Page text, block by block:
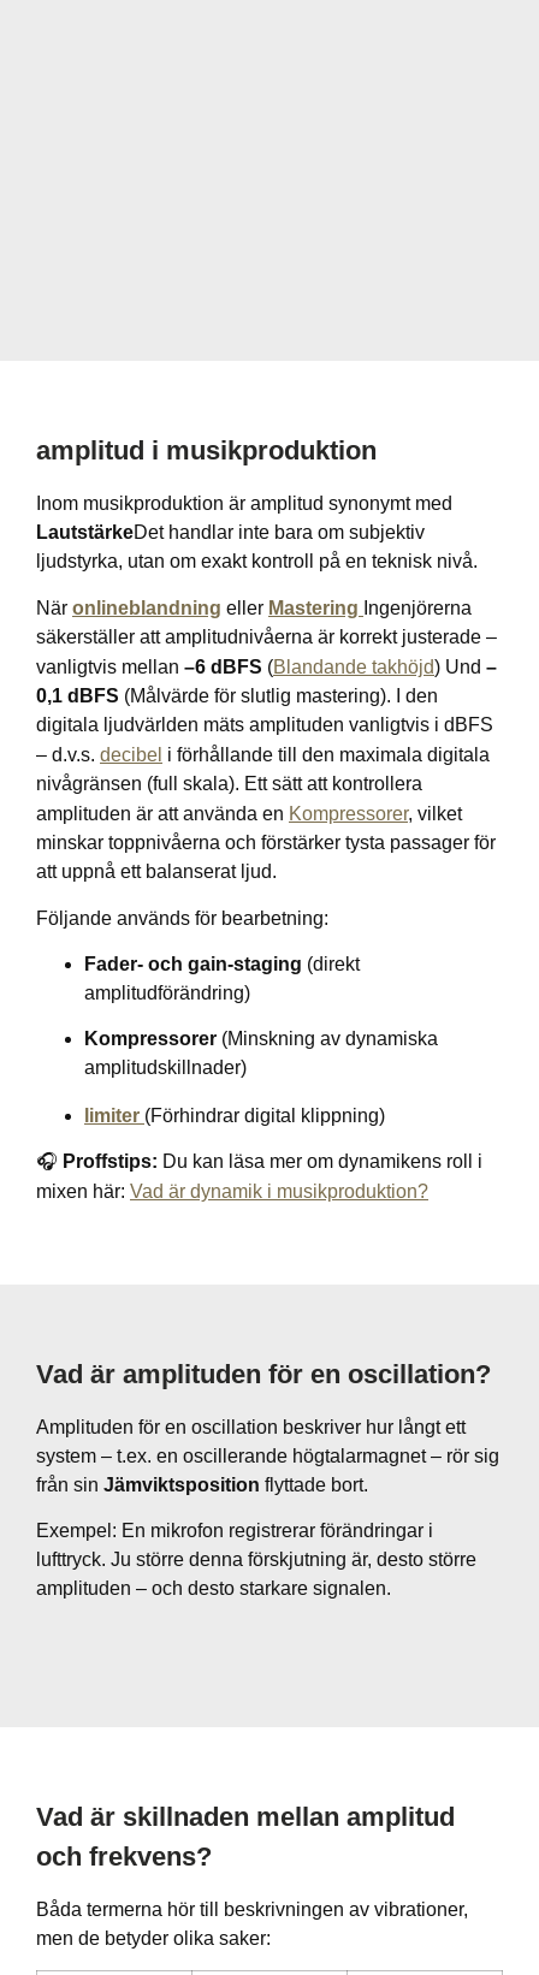
amplitud i musikproduktion
Inom musikproduktion är amplitud synonymt med
LautstärkeDet handlar inte bara om subjektiv
ljudstyrka, utan om exakt kontroll på en teknisk nivå.
När onlineblandning eller Mastering Ingenjörerna
säkerställer att amplitudnivåerna är korrekt justerade –
vanligtvis mellan –6 dBFS (Blandande takhöjd) Und –
0,1 dBFS (Målvärde för slutlig mastering). I den
digitala ljudvärlden mäts amplituden vanligtvis i dBFS
– d.v.s. decibel i förhållande till den maximala digitala
nivågränsen (full skala). Ett sätt att kontrollera
amplituden är att använda en Kompressorer, vilket
minskar toppnivåerna och förstärker tysta passager för
att uppnå ett balanserat ljud.
Följande används för bearbetning:
Fader- och gain-staging (direkt
amplitudförändring)
Kompressorer (Minskning av dynamiska
amplitudskillnader)
limiter (Förhindrar digital klippning)
🎧 Proffstips: Du kan läsa mer om dynamikens roll i
mixen här: Vad är dynamik i musikproduktion?
Vad är amplituden för en oscillation?
Amplituden för en oscillation beskriver hur långt ett
system – t.ex. en oscillerande högtalarmagnet – rör sig
från sin Jämviktsposition flyttade bort.
Exempel: En mikrofon registrerar förändringar i
lufttryck. Ju större denna förskjutning är, desto större
amplituden – och desto starkare signalen.
Vad är skillnaden mellan amplitud
och frekvens?
Båda termerna hör till beskrivningen av vibrationer,
men de betyder olika saker: